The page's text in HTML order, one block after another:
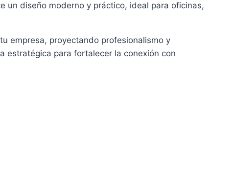
un diseño moderno y práctico, ideal para oficinas,
empresa, proyectando profesionalismo y
estratégica para fortalecer la conexión con